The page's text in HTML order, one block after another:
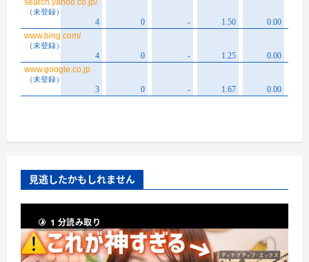
見逃したかもしれません
1 分読み取り